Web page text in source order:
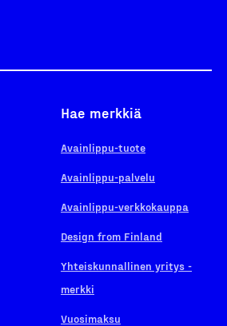
Hae merkkiä
Avainlippu-tuote
Avainlippu-palvelu
Avainlippu-verkkokauppa
Design from Finland
Yhteiskunnallinen yritys -
merkki
Vuosimaksu